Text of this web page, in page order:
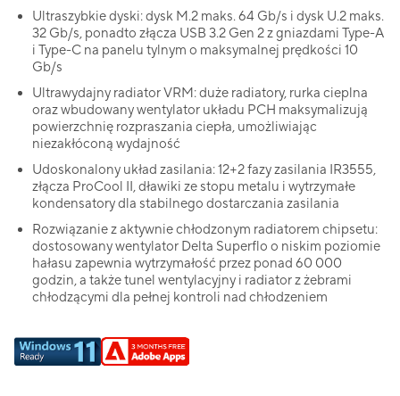
Ultraszybkie dyski: dysk M.2 maks. 64 Gb/s i dysk U.2 maks.
32 Gb/s, ponadto złącza USB 3.2 Gen 2 z gniazdami Type-A
i Type-C na panelu tylnym o maksymalnej prędkości 10
Gb/s
Ultrawydajny radiator VRM: duże radiatory, rurka cieplna
oraz wbudowany wentylator układu PCH maksymalizują
powierzchnię rozpraszania ciepła, umożliwiając
niezakłóconą wydajność
Udoskonalony układ zasilania: 12+2 fazy zasilania IR3555,
złącza ProCool II, dławiki ze stopu metalu i wytrzymałe
kondensatory dla stabilnego dostarczania zasilania
Rozwiązanie z aktywnie chłodzonym radiatorem chipsetu:
dostosowany wentylator Delta Superflo o niskim poziomie
hałasu zapewnia wytrzymałość przez ponad 60 000
godzin, a także tunel wentylacyjny i radiator z żebrami
chłodzącymi dla pełnej kontroli nad chłodzeniem